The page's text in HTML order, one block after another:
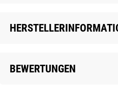
BEWERTUNGEN